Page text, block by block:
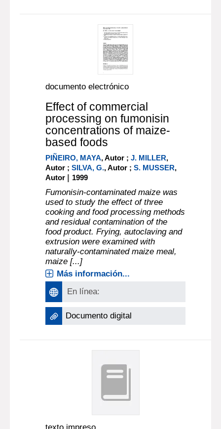
documento electrónico
Effect of commercial
processing on fumonisin
concentrations of maize-
based foods
PIÑEIRO, MAYA, Autor ;J. MILLER,
Autor ;SILVA, G., Autor ;S. MUSSER,
Autor | 1999
Fumonisin-contaminated maize was
used to study the effect of three
cooking and food processing methods
and residual contamination of the
food product. Frying, autoclaving and
extrusion were examined with
naturally-contaminated maize meal,
maize [...]
Más información...
En línea:
Documento digital